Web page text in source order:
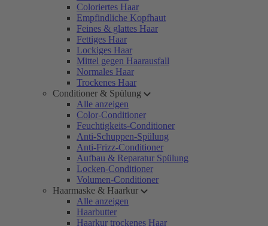
Coloriertes Haar
Empfindliche Kopfhaut
Feines & glattes Haar
Fettiges Haar
Lockiges Haar
Mittel gegen Haarausfall
Normales Haar
Trockenes Haar
Conditioner & Spülung
Alle anzeigen
Color-Conditioner
Feuchtigkeits-Conditioner
Anti-Schuppen-Spülung
Anti-Frizz-Conditioner
Aufbau & Reparatur Spülung
Locken-Conditioner
Volumen-Conditioner
Haarmaske & Haarkur
Alle anzeigen
Haarbutter
Haarkur trockenes Haar